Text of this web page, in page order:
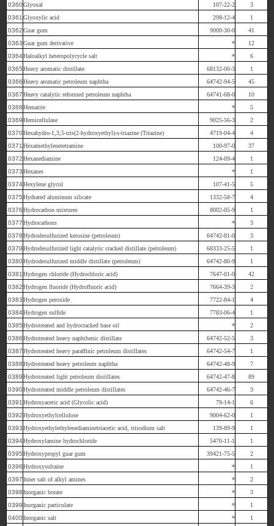
0360Glyoxal 107-22-2
3
0361 Glyoxylic acid 298-12-4
1
0362Guar gum 9000-30-0
41
0363Guar gum derivative *
12
0364Haloalkyl heteropolycycle salt *
6
0365Heavy aromatic distillate 68132-00-3
1
0366Heavy aromatic petroleum naphtha 64742-94-5
45
0367Heavy catalytic reformed petroleum naphtha 64741-68-0
10
0368Hematite *
5
0369Hemicellulase 9025-56-3
2
0370Hexahydro-1,3,5-tris(2-hydroxyethyl)-s-triazine (Triazine) 4719-04-4
4
0371 Hexamethylenetetramine 100-97-0
37
0372Hexanediamine 124-09-4
1
0373Hexanes *
1
0374Hexylene glycol 107-41-5
5
0375Hydrated aluminum silicate 1332-58-7
4
0376Hydrocarbon mixtures 8002-05-9
1
0377Hydrocarbons *
3
0378Hydrodesulfurized kerosine (petroleum) 64742-81-0
3
0379Hydrodesulfurized light catalytic cracked distillate (petroleum) 68333-25-5
1
0380Hydrodesulfurized middle distillate (petroleum) 64742-80-9
1
0381 Hydrogen chloride (Hydrochloric acid) 7647-01-0
42
0382Hydrogen fluoride (Hydrofluoric acid) 7664-39-3
2
0383Hydrogen peroxide 7722-84-1
4
0384Hydrogen sulfide 7783-06-4
1
0385Hydrotreated and hydrocracked base oil *
2
0386Hydrotreated heavy naphthenic distillate 64742-52-5
3
0387Hydrotreated heavy paraffinic petroleum distillates 64742-54-7
1
0388Hydrotreated heavy petroleum naphtha 64742-48-9
7
0389Hydrotreated light petroleum distillates 64742-47-8
89
0390Hydrotreated middle petroleum distillates 64742-46-7
3
0391 Hydroxyacetic acid (Glycolic acid) 79-14-1
6
0392Hydroxyethylcellulose 9004-62-0
1
0393Hydroxyethylethylenediaminetriacetic acid, trisodium salt 139-89-9
1
0394Hydroxylamine hydrochloride 5470-11-1
1
0395Hydroxypropyl guar gum 39421-75-5
2
0396Hydroxysultaine *
1
0397Inner salt of alkyl amines *
2
0398Inorganic borate *
3
0399Inorganic particulate *
1
0400Inorganic salt *
1